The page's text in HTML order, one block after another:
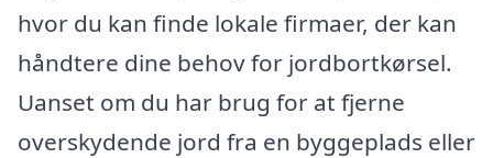
hvor du kan finde lokale firmaer, der kan
håndtere dine behov for jordbortkørsel.
Uanset om du har brug for at fjerne
overskydende jord fra en byggeplads eller